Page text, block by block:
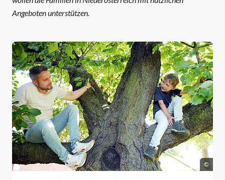
Angeboten unterstützen.
©